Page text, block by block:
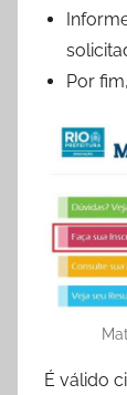
Por
É válido